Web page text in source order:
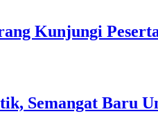
Kunjungi
Semangat Baru